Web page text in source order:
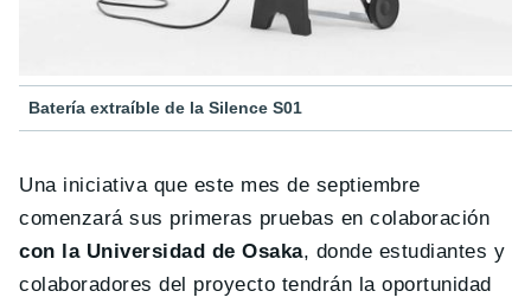
Batería extraíble de la Silence S01
Una iniciativa que este mes de septiembre
comenzará sus primeras pruebas en colaboración
con la Universidad de Osaka, donde estudiantes y
colaboradores del proyecto tendrán la oportunidad